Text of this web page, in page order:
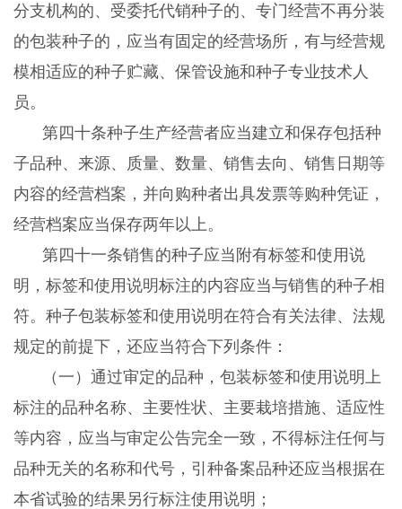
分支机构的、受委托代销种子的、专门经营不再分装
的包装种子的，应当有固定的经营场所，有与经营规
模相适应的种子贮藏、保管设施和种子专业技术人
员。
第四十条种子生产经营者应当建立和保存包括种
子品种、来源、质量、数量、销售去向、销售日期等
内容的经营档案，并向购种者出具发票等购种凭证，
经营档案应当保存两年以上。
第四十一条销售的种子应当附有标签和使用说
明，标签和使用说明标注的内容应当与销售的种子相
符。种子包装标签和使用说明在符合有关法律、法规
规定的前提下，还应当符合下列条件：
（一）通过审定的品种，包装标签和使用说明上
标注的品种名称、主要性状、主要栽培措施、适应性
等内容，应当与审定公告完全一致，不得标注任何与
品种无关的名称和代号，引种备案品种还应当根据在
本省试验的结果另行标注使用说明；